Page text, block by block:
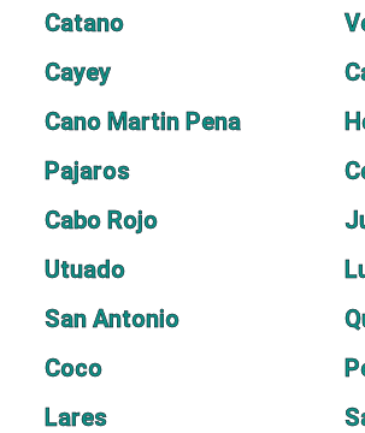
Catano
Cayey
Cano Martin Pena
Pajaros
Cabo Rojo
Utuado
San Antonio
Coco
Lares